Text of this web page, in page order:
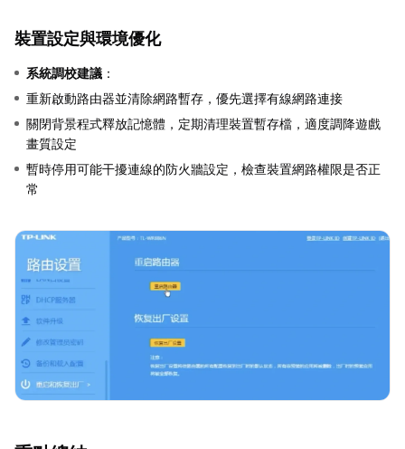
裝置設定與環境優化
系統調校建議 ：
重新啟動路由器並清除網路暫存，優先選擇有線網路連接
關閉背景程式釋放記憶體，定期清理裝置暫存檔，適度調降遊戲
畫質設定
暫時停用可能干擾連線的防火牆設定，檢查裝置網路權限是否正
常